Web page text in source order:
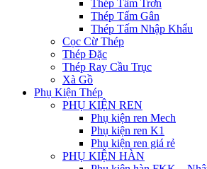
Thép Tấm Trơn
Thép Tấm Gân
Thép Tấm Nhập Khẩu
Cọc Cừ Thép
Thép Đặc
Thép Ray Cầu Trục
Xà Gồ
Phụ Kiện Thép
PHỤ KIỆN REN
Phụ kiện ren Mech
Phụ kiện ren K1
Phụ kiện ren giá rẻ
PHỤ KIỆN HÀN